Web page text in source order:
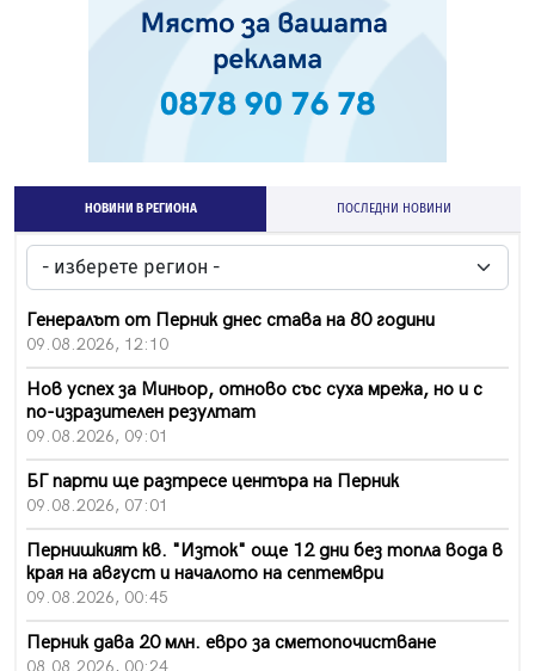
НОВИНИ В РЕГИОНА ПОСЛЕДНИ НОВИНИ
Генералът от Перник днес става на 80 години
09.08.2026, 12:10
Нов успех за Миньор, отново със суха мрежа, но и с
по-изразителен резултат
09.08.2026, 09:01
БГ парти ще разтресе центъра на Перник
09.08.2026, 07:01
Пернишкият кв. "Изток" още 12 дни без топла вода в
края на август и началото на септември
09.08.2026, 00:45
Перник дава 20 млн. евро за сметопочистване
08.08.2026, 00:24